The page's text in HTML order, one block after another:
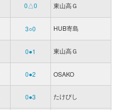
0△0 東山高Ｇ
3○0 HUB寄島
0●1 東山高Ｇ
0●2 OSAKO
0●3 たけびし